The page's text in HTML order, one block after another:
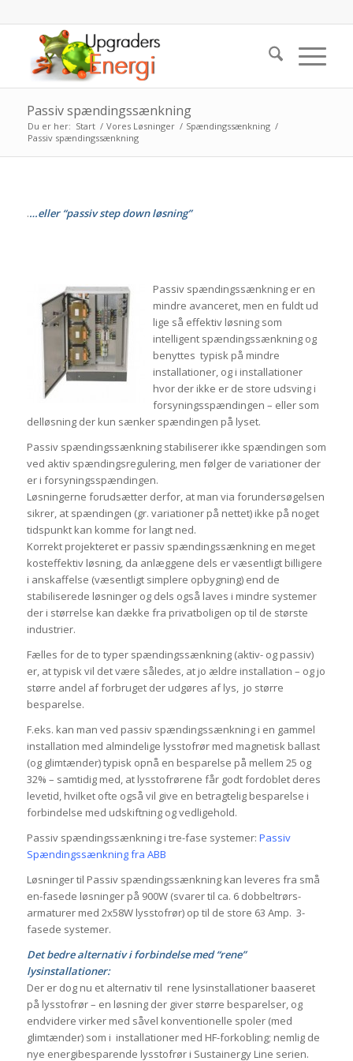
Passiv spændingssænkning
Du er her: Start / Vores Løsninger / Spændingssænkning /
Passiv spændingssænkning
.…eller “passiv step down løsning”
Passiv spændingssænkning er en
mindre avanceret, men en fuldt ud
lige så effektiv løsning som
intelligent spændingssænkning og
benyttes typisk på mindre
installationer, og i installationer
hvor der ikke er de store udsving i
forsyningsspændingen – eller som
delløsning der kun sænker spændingen på lyset.
Passiv spændingssænkning stabiliserer ikke spændingen som
ved aktiv spændingsregulering, men følger de variationer der
er i forsyningsspændingen.
Løsningerne forudsætter derfor, at man via forundersøgelsen
sikrer, at spændingen (gr. variationer på nettet) ikke på noget
tidspunkt kan komme for langt ned.
Korrekt projekteret er passiv spændingssænkning en meget
kosteffektiv løsning, da anlæggene dels er væsentligt billigere
i anskaffelse (væsentligt simplere opbygning) end de
stabiliserede løsninger og dels også laves i mindre systemer
der i størrelse kan dække fra privatboligen op til de største
industrier.
Fælles for de to typer spændingssænkning (aktiv- og passiv)
er, at typisk vil det være således, at jo ældre installation – og jo
større andel af forbruget der udgøres af lys, jo større
besparelse.
F.eks. kan man ved passiv spændingssænkning i en gammel
installation med almindelige lysstofrør med magnetisk ballast
(og glimtænder) typisk opnå en besparelse på mellem 25 og
32% – samtidig med, at lysstofrørene får godt fordoblet deres
levetid, hvilket ofte også vil give en betragtelig besparelse i
forbindelse med udskiftning og vedligehold.
Passiv spændingssænkning i tre-fase systemer: Passiv
Spændingssænkning fra ABB
Løsninger til Passiv spændingssænkning kan leveres fra små
en-fasede løsninger på 900W (svarer til ca. 6 dobbeltrørs-
armaturer med 2x58W lysstofrør) op til de store 63 Amp. 3-
fasede systemer.
Det bedre alternativ i forbindelse med “rene”
lysinstallationer:
Der er dog nu et alternativ til rene lysinstallationer baaseret
på lysstofrør – en løsning der giver større besparelser, og
endvidere virker med såvel konventionelle spoler (med
glimtænder) som i installationer med HF-forkobling; nemlig de
nye energibesparende lysstofrør i Sustainergy Line serien.